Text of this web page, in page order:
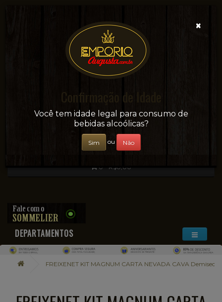
Sua conveniência e adega on-line!
0 - R$0,00
DEPARTAMENTOS
FREIXENET KIT MAGNUM CARTA NEVADA CAVA Demisec
×
Confirmação de Idade
Você tem idade legal para consumo de
bebidas alcoólicas?
Sim ou Não